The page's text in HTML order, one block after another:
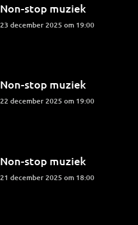
Non-stop muziek
23 december 2025 om 19:00
Non-stop muziek
22 december 2025 om 19:00
Non-stop muziek
21 december 2025 om 18:00